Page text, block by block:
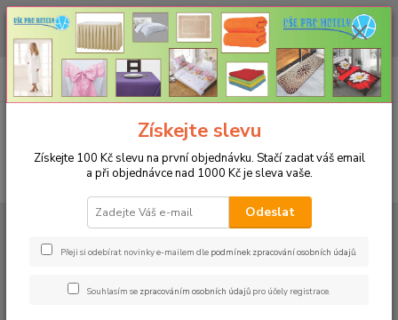
CHCETE NAKOUPIT VĚTŠÍ MNOŽSTVÍ NAŠICH PRODUKTŮ ZA LEPŠÍ
CENU? Klikněte ZDE
CZK
+420 773 794 023
Pondělí-pátek 9-16 hodin
0ks
za0 Kč
UBRUSY
Slavnostní ubrusy 1333 s vodoodpudivou úpravou
Rozměr 38x180cm
Získejte slevu
Získejte 100 Kč slevu na první objednávku. Stačí zadat váš email
a při objednávce nad 1000 Kč je sleva vaše.
Odeslat
Přeji si odebírat novinky e-mailem dle podmínek zpracování osobních údajů.
Souhlasím se zpracováním osobních údajů pro účely registrace.